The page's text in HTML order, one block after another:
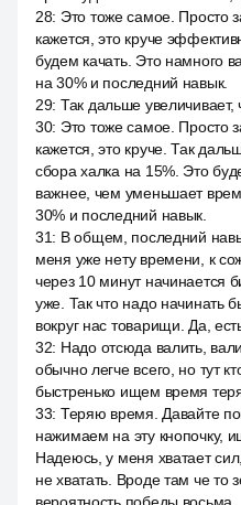
28: Это тоже самое. Просто
кажется, это круче
будем качать. Это намного
на 30% и последний навык.
29: Так дальше
30: Это тоже самое. Просто
кажется, это круче. Так
сбора халка на 15%. Это
важнее, чем уменьшает
30% и последний навык.
31: В общем, последний
меня уже нету времени, к
через 10 минут начинается
уже. Так что надо начинать
вокруг нас товарищи. Да,
32: Надо отсюда валить,
обычно легче всего, но тут
быстренько ищем время
33: Теряю время. Давайте
нажимаем на эту кнопочку,
Надеюсь, у меня хватает
не хватать. Вроде там че то